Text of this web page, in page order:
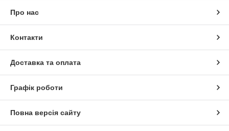
Про нас
Контакти
Доставка та оплата
Графік роботи
Повна версія сайту